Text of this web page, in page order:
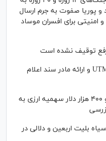
و پوریا صفوت به جرم ارسال
برای افسران موساد
رفع توقیف نشده است
جزئیات ثبت ادعا، تهیه نقشه UTM و ارائه مادر سند اعلام
جلوگیری از پرداخت ۳ میلیون و ۴۰۰ هزار دلار سهمیه ارزی به
بلیت اربعین و دلالی در